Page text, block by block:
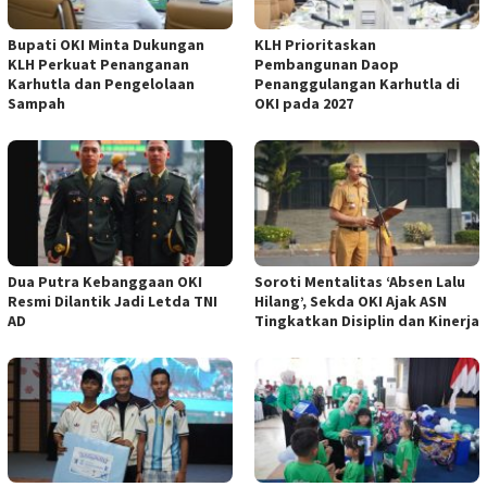
Bupati OKI Minta Dukungan
KLH Perkuat Penanganan
Karhutla dan Pengelolaan
Sampah
KLH Prioritaskan
Pembangunan Daop
Penanggulangan Karhutla di
OKI pada 2027
Dua Putra Kebanggaan OKI
Resmi Dilantik Jadi Letda TNI
AD
Soroti Mentalitas ‘Absen Lalu
Hilang’, Sekda OKI Ajak ASN
Tingkatkan Disiplin dan Kinerja